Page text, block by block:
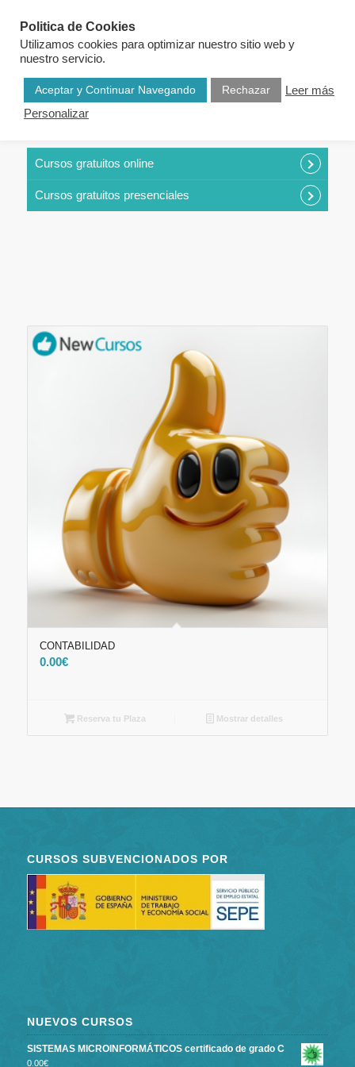
Cursos gratuitos online
Cursos gratuitos presenciales
CONTABILIDAD
0.00€
Reserva tu Plaza Mostrar detalles
CURSOS SUBVENCIONADOS POR
NUEVOS CURSOS
SISTEMAS MICROINFORMÁTICOS certificado de grado C
0.00€
Politica de Cookies
Utilizamos cookies para optimizar nuestro sitio web y
nuestro servicio.
Aceptar y Continuar Navegando Rechazar
Leer más
Personalizar